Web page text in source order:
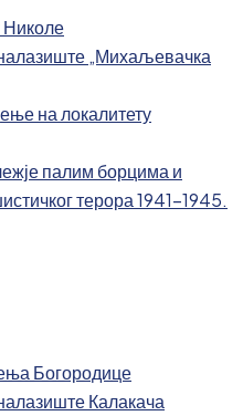
Николе
„Михаљевачка
на локалитету
палим борцима и
терора 1941-1945.
Богородице
Калакача